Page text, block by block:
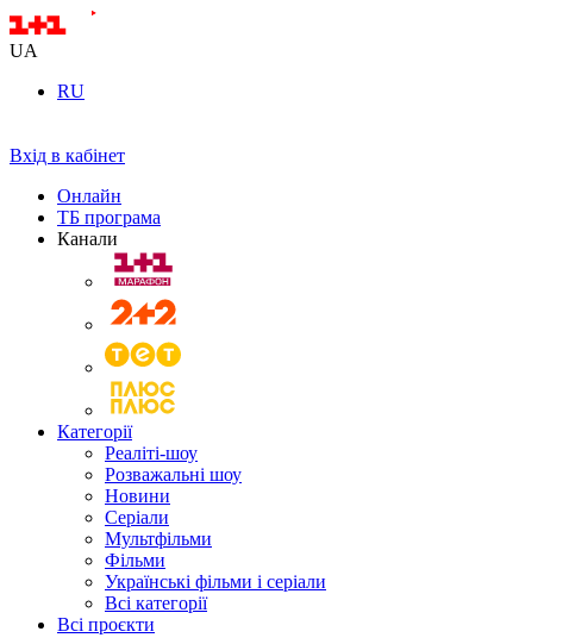
UA
RU
Вхід в кабінет
Онлайн
ТБ програма
Канали
Категорії
Реаліті-шоу
Розважальні шоу
Новини
Серіали
Мультфільми
Фільми
Українські фільми і серіали
Всі категорії
Всі проєкти